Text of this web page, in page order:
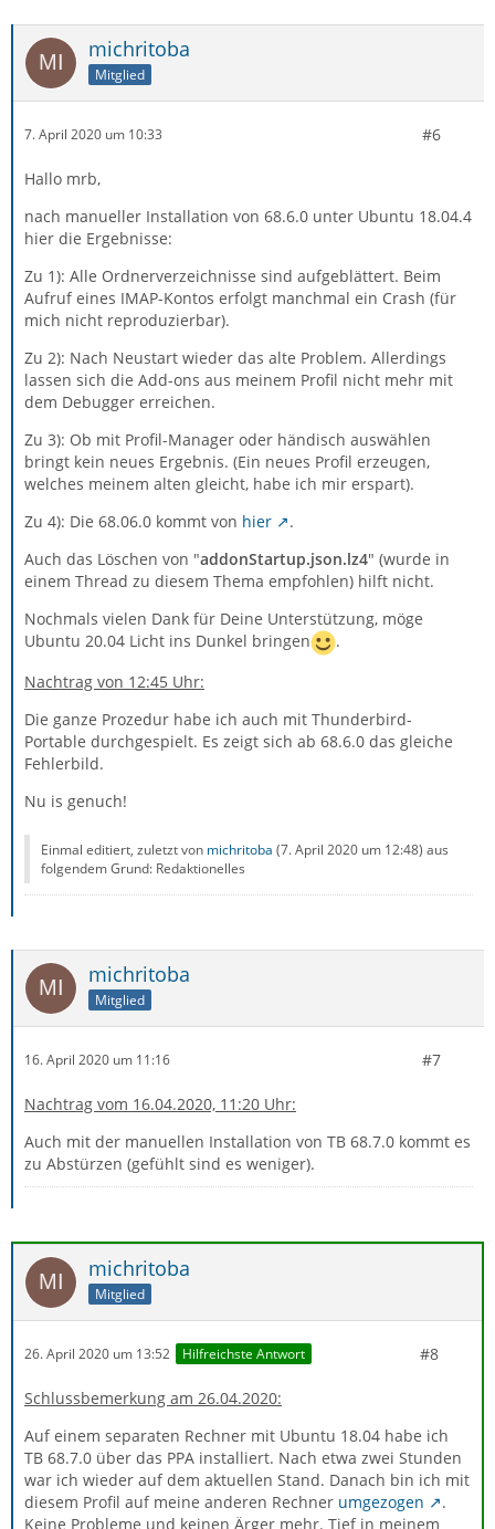
michritoba
Mitglied
7. April 2020 um 10:33 #6
Hallo mrb,
nach manueller Installation von 68.6.0 unter Ubuntu 18.04.4
hier die Ergebnisse:
Zu 1): Alle Ordnerverzeichnisse sind aufgeblättert. Beim
Aufruf eines IMAP-Kontos erfolgt manchmal ein Crash (für
mich nicht reproduzierbar).
Zu 2): Nach Neustart wieder das alte Problem. Allerdings
lassen sich die Add-ons aus meinem Profil nicht mehr mit
dem Debugger erreichen.
Zu 3): Ob mit Profil-Manager oder händisch auswählen
bringt kein neues Ergebnis. (Ein neues Profil erzeugen,
welches meinem alten gleicht, habe ich mir erspart).
Zu 4): Die 68.06.0 kommt von hier
.
Auch das Löschen von "addonStartup.json.lz4" (wurde in
einem Thread zu diesem Thema empfohlen) hilft nicht.
Nochmals vielen Dank für Deine Unterstützung, möge
Ubuntu 20.04 Licht ins Dunkel bringen
.
Nachtrag von 12:45 Uhr:
Die ganze Prozedur habe ich auch mit Thunderbird-
Portable durchgespielt. Es zeigt sich ab 68.6.0 das gleiche
Fehlerbild.
Nu is genuch!
Einmal editiert, zuletzt von michritoba (7. April 2020 um 12:48) aus
folgendem Grund: Redaktionelles
michritoba
Mitglied
16. April 2020 um 11:16 #7
Nachtrag vom 16.04.2020, 11:20 Uhr:
Auch mit der manuellen Installation von TB 68.7.0 kommt es
zu Abstürzen (gefühlt sind es weniger).
michritoba
Mitglied
26. April 2020 um 13:52 Hilfreichste Antwort #8
Schlussbemerkung am 26.04.2020:
Auf einem separaten Rechner mit Ubuntu 18.04 habe ich
TB 68.7.0 über das PPA installiert. Nach etwa zwei Stunden
war ich wieder auf dem aktuellen Stand. Danach bin ich mit
diesem Profil auf meine anderen Rechner umgezogen
.
Keine Probleme und keinen Ärger mehr. Tief in meinem